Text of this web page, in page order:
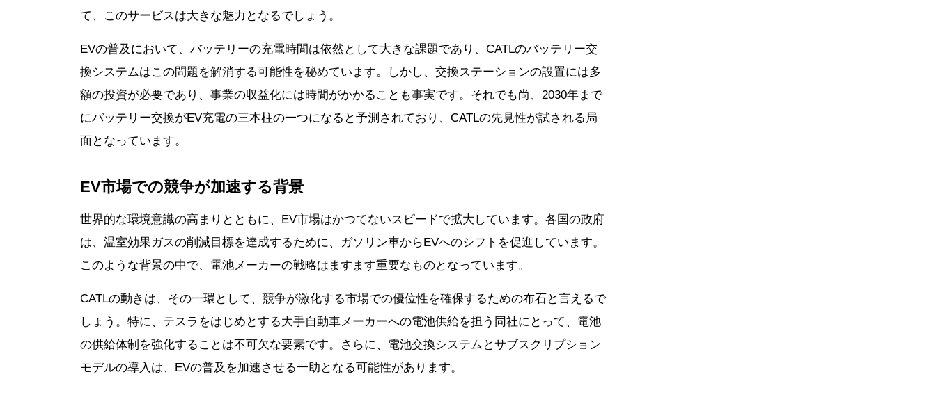
て、このサービスは大きな魅力となるでしょう。
EVの普及において、バッテリーの充電時間は依然として大きな課題であり、CATLのバッテリー交
換システムはこの問題を解消する可能性を秘めています。しかし、交換ステーションの設置には多
額の投資が必要であり、事業の収益化には時間がかかることも事実です。それでも尚、2030年まで
にバッテリー交換がEV充電の三本柱の一つになると予測されており、CATLの先見性が試される局
面となっています。
EV市場での競争が加速する背景
世界的な環境意識の高まりとともに、EV市場はかつてないスピードで拡大しています。各国の政府
は、温室効果ガスの削減目標を達成するために、ガソリン車からEVへのシフトを促進しています。
このような背景の中で、電池メーカーの戦略はますます重要なものとなっています。
CATLの動きは、その一環として、競争が激化する市場での優位性を確保するための布石と言えるで
しょう。特に、テスラをはじめとする大手自動車メーカーへの電池供給を担う同社にとって、電池
の供給体制を強化することは不可欠な要素です。さらに、電池交換システムとサブスクリプション
モデルの導入は、EVの普及を加速させる一助となる可能性があります。